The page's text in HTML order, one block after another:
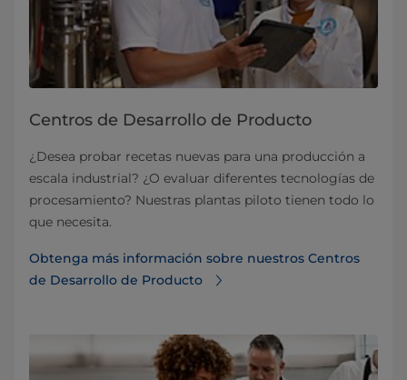
Centros de Desarrollo de Producto
¿Desea probar recetas nuevas para una producción a
escala industrial? ¿O evaluar diferentes tecnologías de
procesamiento? Nuestras plantas piloto tienen todo lo
que necesita.
Obtenga más información sobre nuestros Centros
de Desarrollo de Producto